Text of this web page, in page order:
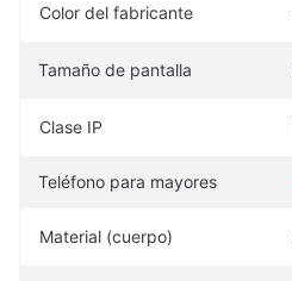
Color del fabricante
Tamaño de pantalla
Clase IP
Teléfono para mayores
Material (cuerpo)